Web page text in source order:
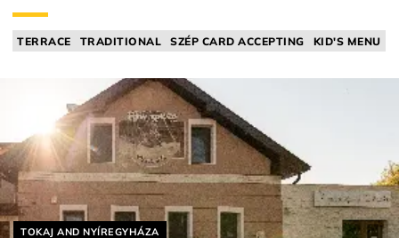
TERRACE TRADITIONAL SZÉP CARD ACCEPTING
KID'S MENU
Helyszín címkék:
TOKAJ AND NYÍREGYHÁZA